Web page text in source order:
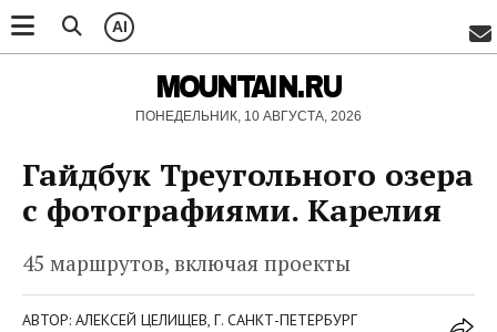
AI
MOUNTAIN.RU
ПОНЕДЕЛЬНИК, 10 АВГУСТА, 2026
Гайдбук Треугольного озера
с фотографиями. Карелия
45 маршрутов, включая проекты
АВТОР: АЛЕКСЕЙ ЦЕЛИЩЕВ, Г. САНКТ-ПЕТЕРБУРГ